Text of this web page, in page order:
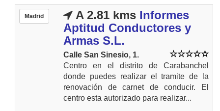
Madrid A 2.81 kms Informes
Aptitud Conductores y
Armas S.L.
Calle San Sinesio, 1.
Centro en el distrito de Carabanchel
donde puedes realizar el tramite de la
renovación de carnet de conducir. El
centro esta autorizado para realizar...